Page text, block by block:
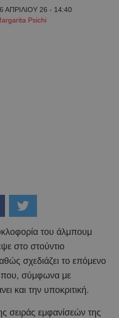
ΑΠΡΙΛΙΟΥ 26 - 14:40
Psichi
του άλμπουμ
στο στούντιο
σχεδιάζει το επόμενο
που, σύμφωνα με
και την υποκριτική.
σειράς εμφανίσεών της